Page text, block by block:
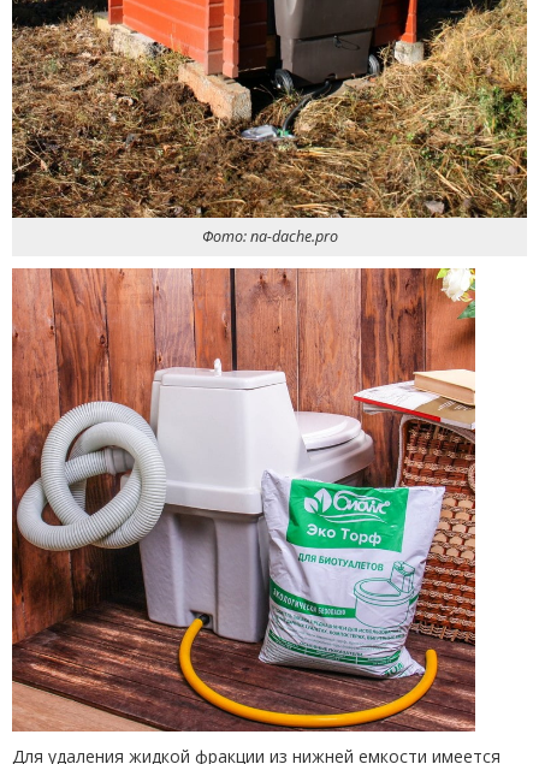
Фото: na-dache.pro
Для удаления жидкой фракции из нижней емкости имеется